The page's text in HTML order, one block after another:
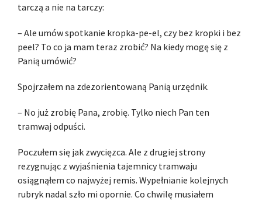
tarczą a nie na tarczy:
– Ale umów spotkanie kropka-pe-el, czy bez kropki i bez
peel? To co ja mam teraz zrobić? Na kiedy mogę się z
Panią umówić?
Spojrzałem na zdezorientowaną Panią urzędnik.
– No już zrobię Pana, zrobię. Tylko niech Pan ten
tramwaj odpuści.
Poczułem się jak zwycięzca. Ale z drugiej strony
rezygnując z wyjaśnienia tajemnicy tramwaju
osiągnąłem co najwyżej remis. Wypełnianie kolejnych
rubryk nadal szło mi opornie. Co chwilę musiałem